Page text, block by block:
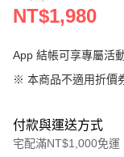
NT$1,980
App 結帳可享專屬活
※ 本商品不適用折價
付款與運送方式
宅配滿NT$1,000免運